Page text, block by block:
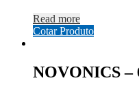
Read more
Cotar Produto
NOVONICS –